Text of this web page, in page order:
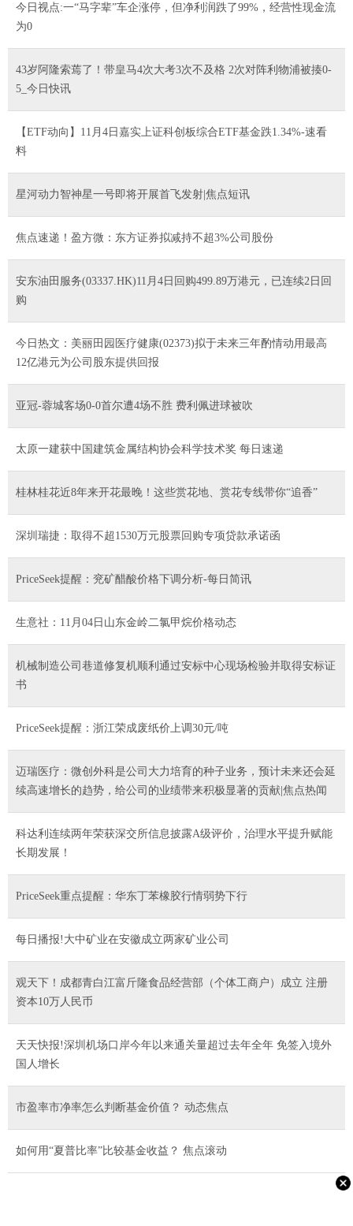
今日视点:一“马字辈”车企涨停，但净利润跌了99%，经营性现金流
为0
43岁阿隆索蔫了！带皇马4次大考3次不及格 2次对阵利物浦被揍0-
5_今日快讯
【ETF动向】11月4日嘉实上证科创板综合ETF基金跌1.34%-速看
料
星河动力智神星一号即将开展首飞发射|焦点短讯
焦点速递！盈方微：东方证券拟减持不超3%公司股份
安东油田服务(03337.HK)11月4日回购499.89万港元，已连续2日回
购
今日热文：美丽田园医疗健康(02373)拟于未来三年酌情动用最高
12亿港元为公司股东提供回报
亚冠-蓉城客场0-0首尔遭4场不胜 费利佩进球被吹
太原一建获中国建筑金属结构协会科学技术奖 每日速递
桂林桂花近8年来开花最晚！这些赏花地、赏花专线带你“追香”
深圳瑞捷：取得不超1530万元股票回购专项贷款承诺函
PriceSeek提醒：兖矿醋酸价格下调分析-每日简讯
生意社：11月04日山东金岭二氯甲烷价格动态
机械制造公司巷道修复机顺利通过安标中心现场检验并取得安标证
书
PriceSeek提醒：浙江荣成废纸价上调30元/吨
迈瑞医疗：微创外科是公司大力培育的种子业务，预计未来还会延
续高速增长的趋势，给公司的业绩带来积极显著的贡献|焦点热闻
科达利连续两年荣获深交所信息披露A级评价，治理水平提升赋能
长期发展！
PriceSeek重点提醒：华东丁苯橡胶行情弱势下行
每日播报!大中矿业在安徽成立两家矿业公司
观天下！成都青白江富斤隆食品经营部（个体工商户）成立 注册
资本10万人民币
天天快报!深圳机场口岸今年以来通关量超过去年全年 免签入境外
国人增长
市盈率市净率怎么判断基金价值？ 动态焦点
如何用“夏普比率”比较基金收益？ 焦点滚动